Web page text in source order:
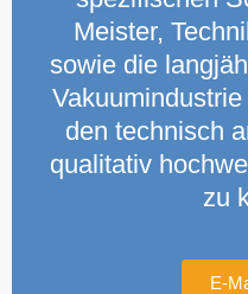
Meister,
sowie die
den technisch
qualitativ
zu
E-